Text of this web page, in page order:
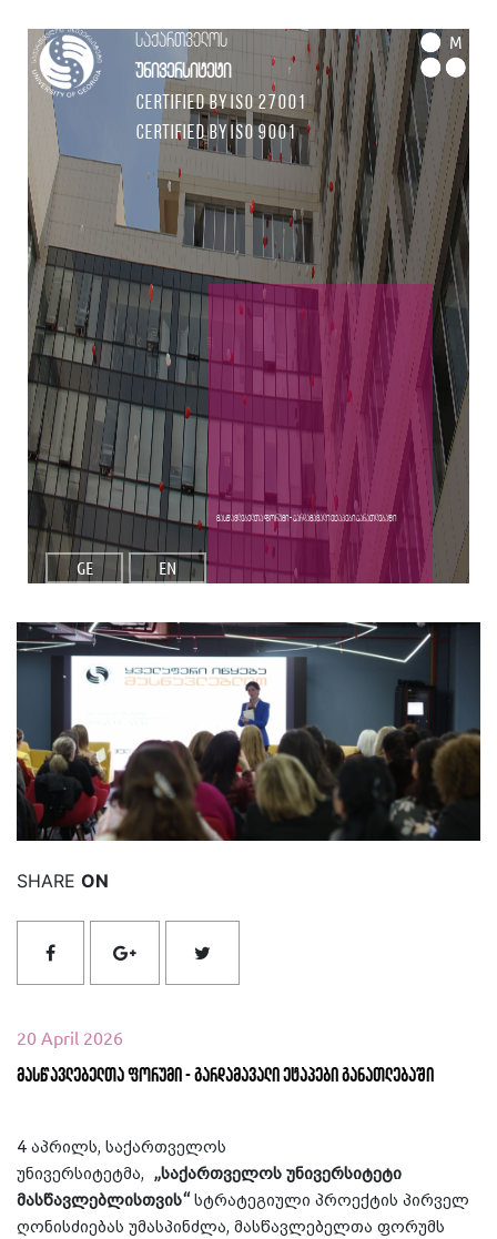
საქართველოს
უნივერსიტეტი
Certified by ISO 27001
Certified by ISO 9001
M
GE EN
მასწავლებელთა ფორუმი - გარდამავალი ეტაპები განათლებაში
იხილეთ მეტი
SHARE ON
20 April 2026
მასწავლებელთა ფორუმი - გარდამავალი ეტაპები განათლებაში
4 აპრილს, საქართველოს
უნივერსიტეტმა,
„საქართველოს უნივერსიტეტი
მასწავლებლისთვის“სტრატეგიული პროექტის პირველ
ღონისძიებას უმასპინძლა, მასწავლებელთა ფორუმს